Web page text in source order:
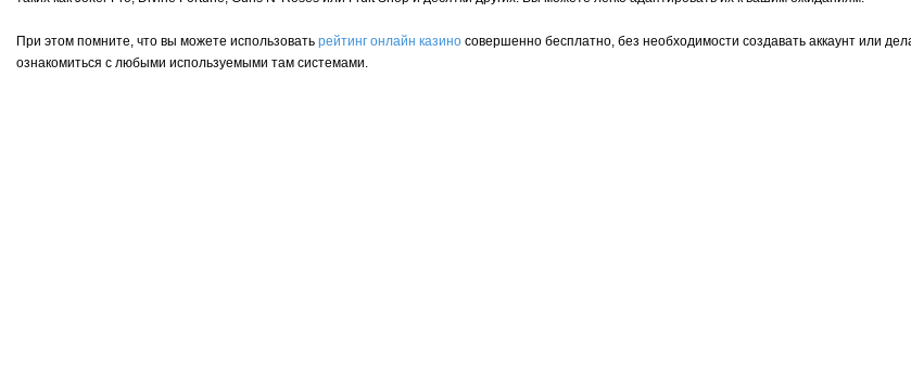
При этом помните, что вы можете использовать рейтинг онлайн казино совершенно бесплатно, без необходимости создавать аккаунт или
ознакомиться с любыми используемыми там системами.